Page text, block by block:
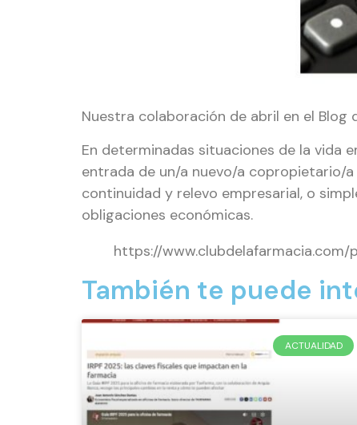
Nuestra colaboración de abril en el Blog
En determinadas situaciones de la vida
entrada de un/a nuevo/a copropietario/
continuidad y relevo empresarial, o
obligaciones económicas.
https://
También te puede
ACTUALIDAD